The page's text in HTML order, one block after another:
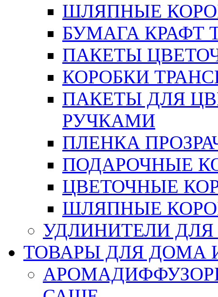
ШЛЯПНЫЕ
БУМАГА КРАФТ
ПАКЕТЫ
КОРОБКИ
ПАКЕТЫ ДЛЯ
РУЧКАМИ
ПЛЕНКА
ПОДАРОЧНЫЕ
ЦВЕТОЧНЫЕ
ШЛЯПНЫЕ
УДЛИНИТЕЛИ
ТОВАРЫ ДЛЯ ДОМА